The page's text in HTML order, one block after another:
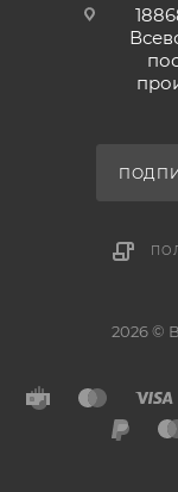
2026 ©